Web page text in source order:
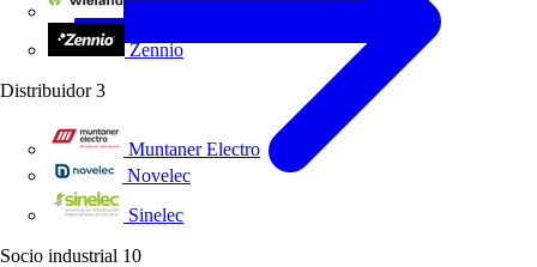
Zennio
Distribuidor 3
Muntaner Electro
Novelec
Sinelec
Socio industrial 10